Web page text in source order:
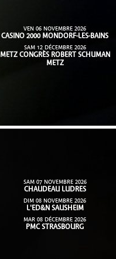
VEN 06 NOVEMBRE 2026
CASINO 2000 MONDORF-LES-BAINS
SAM 12 DÉCEMBRE 2026
METZ CONGRÈS ROBERT SCHUMAN
METZ
SAM 07 NOVEMBRE 2026
CHAUDEAU LUDRES
DIM 08 NOVEMBRE 2026
L'ED&N SAUSHEIM
MAR 08 DÉCEMBRE 2026
PMC STRASBOURG